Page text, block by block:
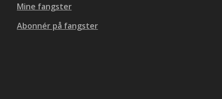
Mine fangster
Abonnér på fangster